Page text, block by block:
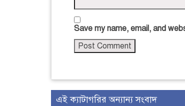
Save my name, email, and
এই ক্যাটাগরির অন্যান্য সংবাদ